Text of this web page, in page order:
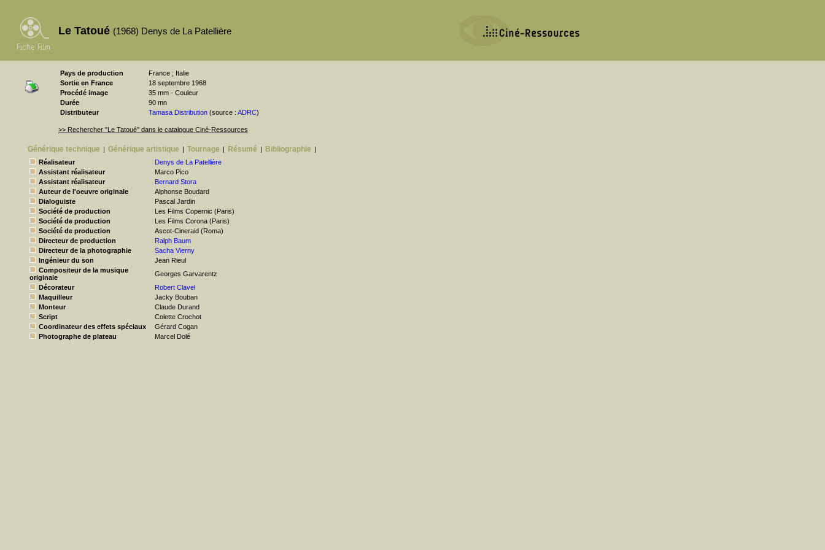
Le Tatoué (1968) Denys de La Patellière
Pays de production
France ; Italie
Sortie en France
18 septembre 1968
Procédé image
35 mm - Couleur
Durée
90 mn
Distributeur
Tamasa Distribution (source : ADRC)
>> Rechercher "Le Tatoué" dans le catalogue Ciné-Ressources
Générique technique | Générique artistique | Tournage | Résumé | Bibliographie |
Réalisateur
Denys de La Patellière
Assistant réalisateur
Marco Pico
Assistant réalisateur
Bernard Stora
Auteur de l'oeuvre originale
Alphonse Boudard
Dialoguiste
Pascal Jardin
Société de production
Les Films Copernic (Paris)
Société de production
Les Films Corona (Paris)
Société de production
Ascot-Cineraid (Roma)
Directeur de production
Ralph Baum
Directeur de la photographie
Sacha Vierny
Ingénieur du son
Jean Rieul
Compositeur de la musique
originale
Georges Garvarentz
Décorateur
Robert Clavel
Maquilleur
Jacky Bouban
Monteur
Claude Durand
Script
Colette Crochot
Coordinateur des effets spéciaux
Gérard Cogan
Photographe de plateau
Marcel Dolé